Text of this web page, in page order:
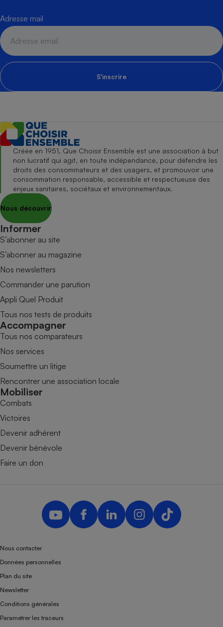
Adresse mail
S'inscrire
Créée en 1951, Que Choisir Ensemble est une association à but
non lucratif qui agit, en toute indépendance, pour défendre les
droits des consommateurs et des usagers, et promouvoir une
consommation responsable, accessible et respectueuse des
enjeux sanitaires, sociétaux et environnementaux.
Nous découvrir
Informer
S’abonner au site
S’abonner au magazine
Nos newsletters
Commander une parution
Appli Quel Produit
Tous nos tests de produits
Accompagner
Tous nos comparateurs
Nos services
Soumettre un litige
Rencontrer une association locale
Mobiliser
Combats
Victoires
Devenir adhérent
Devenir bénévole
Faire un don
Nous contacter
Données personnelles
Plan du site
Newsletter
Conditions générales
Paramétrer les traceurs